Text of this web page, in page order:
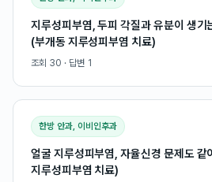
지루성피부염, 두피 각질과 유분이 생기
(부개동 지루성피부염 치료)
조회 30 · 답변 1
한방 안과, 이비인후과
얼굴 지루성피부염, 자율신경 문제도 같
지루성피부염 치료)